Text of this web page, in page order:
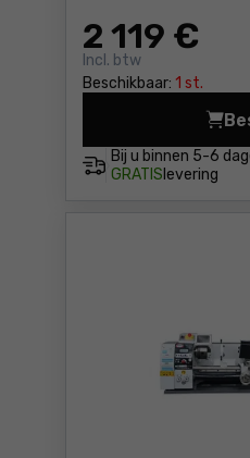
2 119 €
Incl. btw
Beschikbaar: 1 st.
Bij u binnen 5-6
GRATIS levering